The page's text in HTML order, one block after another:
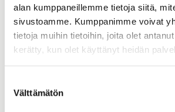
alan kumppaneillemme tietoja siitä,
sivustoamme. Kumppanimme voivat
tietoja muihin tietoihin, joita olet
kerätty, kun olet käyttänyt heidän
valinta
Välttämätön
Joogatuotteet Vuori clothing
Tuotekuvaus